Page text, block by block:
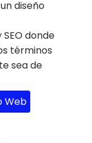
diseño
donde
términos
sea de
Web